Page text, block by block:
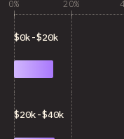
0% 20%
$0k-$20k
$20k-$40k